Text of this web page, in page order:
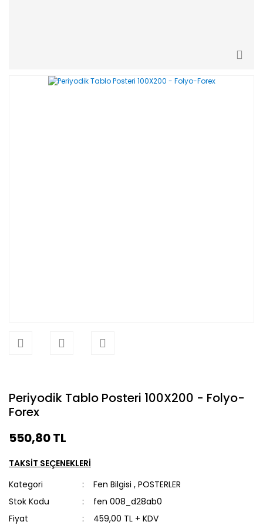
Periyodik Tablo Posteri 100X200 - Folyo-
Forex
550,80 TL
TAKSİT SEÇENEKLERİ
Kategori
Fen Bilgisi ,POSTERLER
Stok Kodu
fen 008_d28ab0
Fiyat
459,00 TL + KDV